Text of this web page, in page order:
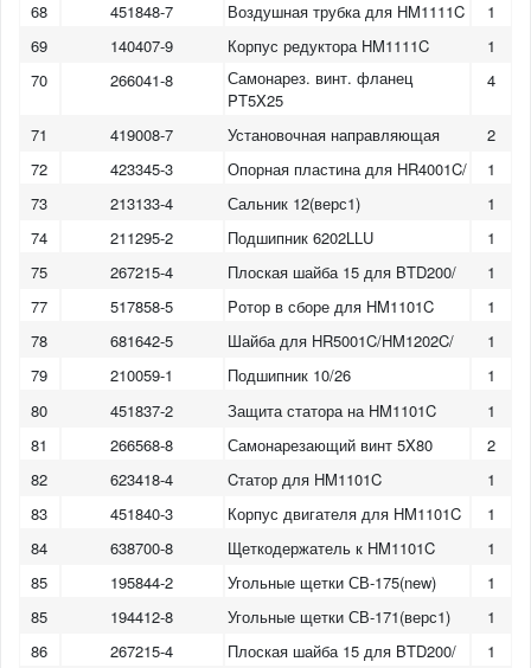
68 451848-7 Воздушная трубка для HM1111C
1
69
140407-9 Корпус редуктора HM1111C
1
70
266041-8
Самонарез. винт. фланец
PT5X25
4
71 419008-7 Установочная направляющая
2
72
423345-3 Опорная пластина для HR4001C/
1
73
213133-4 Сальник 12(верс1)
1
74
211295-2 Подшипник 6202LLU
1
75
267215-4 Плоская шайба 15 для BTD200/
1
77
517858-5 Pотор в сборе для HM1101C
1
78
681642-5 Шайба для HR5001C/HM1202C/
1
79
210059-1 Подшипник 10/26
1
80
451837-2 Защита статора на HM1101C
1
81
266568-8 Самонарезающий винт 5X80
2
82
623418-4 Cтатор для HM1101C
1
83
451840-3 Корпус двигателя для HM1101C
1
84
638700-8 Щеткодержатель к HM1101C
1
85
195844-2 Угольные щетки СВ-175(new)
1
85
194412-8 Угольные щетки СВ-171(верс1)
1
86
267215-4 Плоская шайба 15 для BTD200/
1